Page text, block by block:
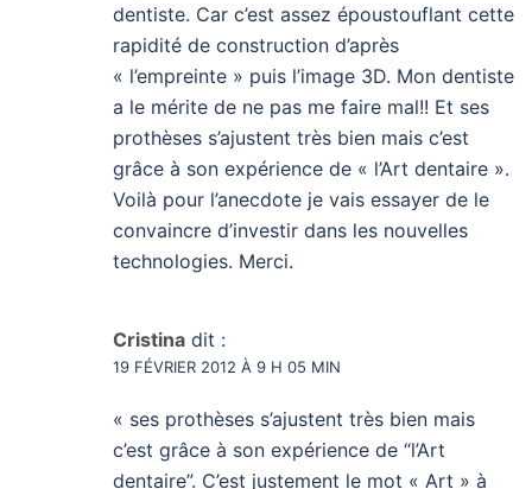
dentiste. Car c’est assez époustouflant cette
rapidité de construction d’après
« l’empreinte » puis l’image 3D. Mon dentiste
a le mérite de ne pas me faire mal!! Et ses
prothèses s’ajustent très bien mais c’est
grâce à son expérience de « l’Art dentaire ».
Voilà pour l’anecdote je vais essayer de le
convaincre d’investir dans les nouvelles
technologies. Merci.
Cristina dit :
19 FÉVRIER 2012 À 9 H 05 MIN
« ses prothèses s’ajustent très bien mais
c’est grâce à son expérience de “l’Art
dentaire”. C’est justement le mot « Art » à